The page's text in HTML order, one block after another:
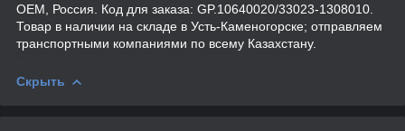
OEM, Россия. Код для заказа: GP.10640020/33023-1308010.
Товар в наличии на складе в Усть-Каменогорске; отправляем
транспортными компаниями по всему Казахстану.
Скрыть